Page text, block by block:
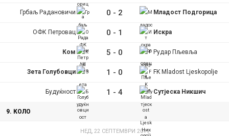
Грбаљ Радановичи 0 - 2 Младост Подгорица
ОФК Петровац 0 - 1 Искра
Ком 5 - 0 Рудар Пљевља
Зета Голубовци 1 - 0 FK Mladost Ljeskopolje
Будуќност 1 - 4 Сутјеска Никшич
9. КОЛО
НЕД, 22 СЕПТЕМВРИ 2019